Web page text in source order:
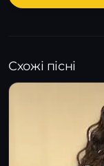
Схожі пісні